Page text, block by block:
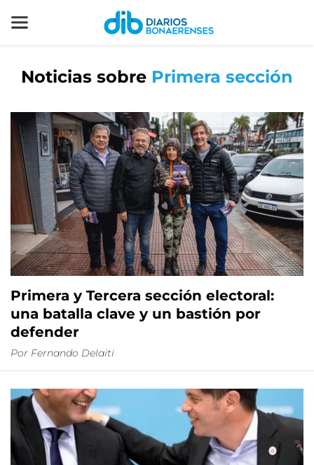
Noticias sobre Primera sección
Primera y Tercera sección electoral:
una batalla clave y un bastión por
defender
Por Fernando Delaiti